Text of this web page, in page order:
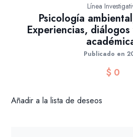
Línea
Psicología
Experiencias,
Publicado en
$0
Añadir a la lista de deseos